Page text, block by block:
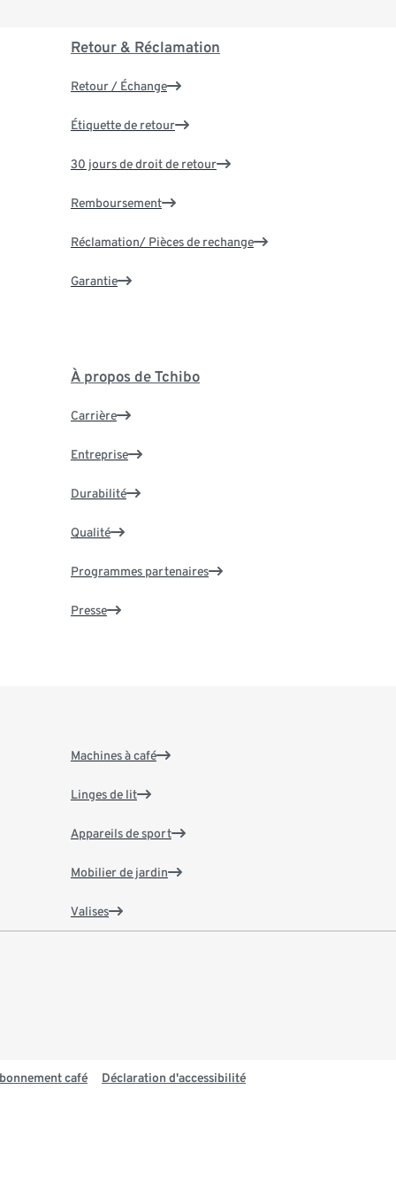
Retour & Réclamation
Retour / Échange
Étiquette de retour
30 jours de droit de retour
Remboursement
Réclamation/ Pièces de rechange
Garantie
À propos de Tchibo
Carrière
Entreprise
Durabilité
Qualité
Programmes partenaires
Presse
Machines à café
Linges de lit
Appareils de sport
Mobilier de jardin
Valises
café Déclaration d'accessibilité